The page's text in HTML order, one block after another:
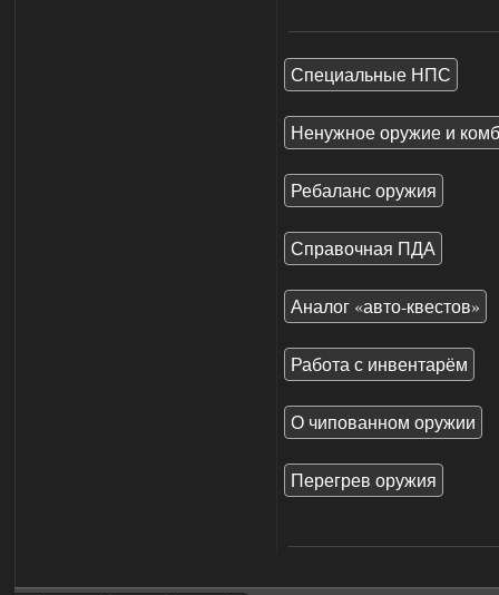
Специальные НПС
Ненужное оружие и
Ребаланс оружия
Справочная ПДА
Аналог «авто-квестов»
Работа с инвентарём
О чипованном оружии
Перегрев оружия